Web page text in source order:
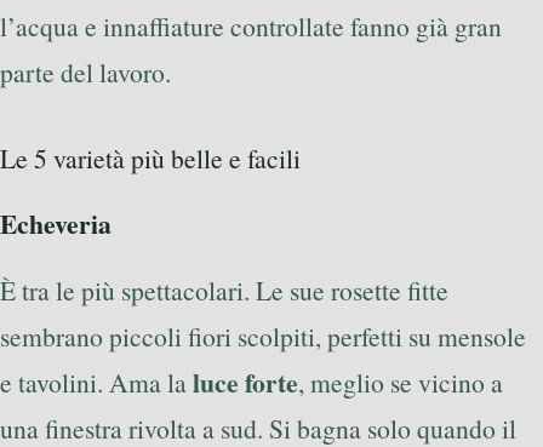
l’acqua e innaffiature controllate fanno già gran
parte del lavoro.
Le 5 varietà più belle e facili
Echeveria
È tra le più spettacolari. Le sue rosette fitte
sembrano piccoli fiori scolpiti, perfetti su mensole
e tavolini. Ama laluce forte, meglio se vicino a
una finestra rivolta a sud. Si bagna solo quando il